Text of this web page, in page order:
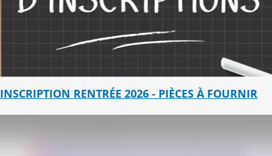
INSCRIPTION RENTRÉE 2026 - PIÈCES À FOURNIR